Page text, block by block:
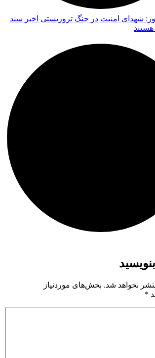
شهدای امنیت در جنگ تروریستی اخیر سند
هستند
نخواهد شد. بخش‌های موردنیاز
*